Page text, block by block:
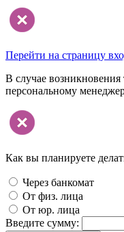
Перейти на страницу
В случае
персональному
Как вы планируете
Через банкомат
От физ. лица
От юр. лица
Введите сумму: